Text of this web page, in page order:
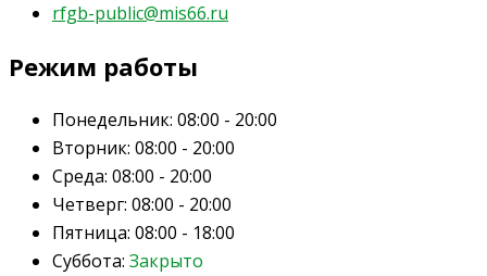
rfgb-public@mis66.ru
Режим работы
Понедельник: 08:00 - 20:00
Вторник: 08:00 - 20:00
Среда: 08:00 - 20:00
Четверг: 08:00 - 20:00
Пятница: 08:00 - 18:00
Суббота: Закрыто